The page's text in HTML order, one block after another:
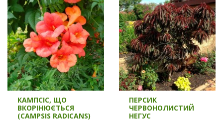
КАМПСІС, ЩО
ВКОРІНЮЄТЬСЯ
(CAMPSIS RADICANS)
ПЕРСИК
ЧЕРВОНОЛИСТИЙ
НЕГУС